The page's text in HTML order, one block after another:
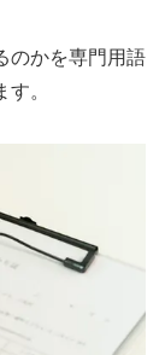
のかを専門用語
。